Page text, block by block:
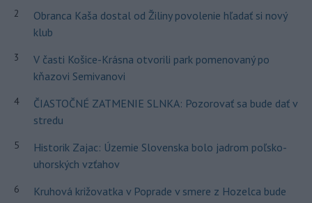
2
Obranca Kaša dostal od Žiliny povolenie hľadať si nový
klub
3
V časti Košice-Krásna otvorili park pomenovaný po
kňazovi Semivanovi
4
ČIASTOČNÉ ZATMENIE SLNKA: Pozorovať sa bude dať v
stredu
5
Historik Zajac: Územie Slovenska bolo jadrom poľsko-
uhorských vzťahov
6
Kruhová križovatka v Poprade v smere z Hozelca bude